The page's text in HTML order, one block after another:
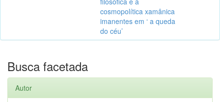
cosmopolítica xamânica
imanentes em ‘ a queda
do céu’
Busca facetada
Autor